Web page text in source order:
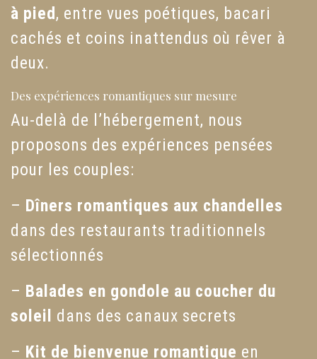
à pied , entre vues poétiques, bacari
cachés et coins inattendus où rêver à
deux.
Des expériences romantiques sur mesure
Au-delà de l’hébergement, nous
proposons des expériences pensées
pour les couples:
– Dîners romantiques aux chandelles
dans des restaurants traditionnels
sélectionnés
– Balades en gondole au coucher du
soleil dans des canaux secrets
– Kit de bienvenue romantique en